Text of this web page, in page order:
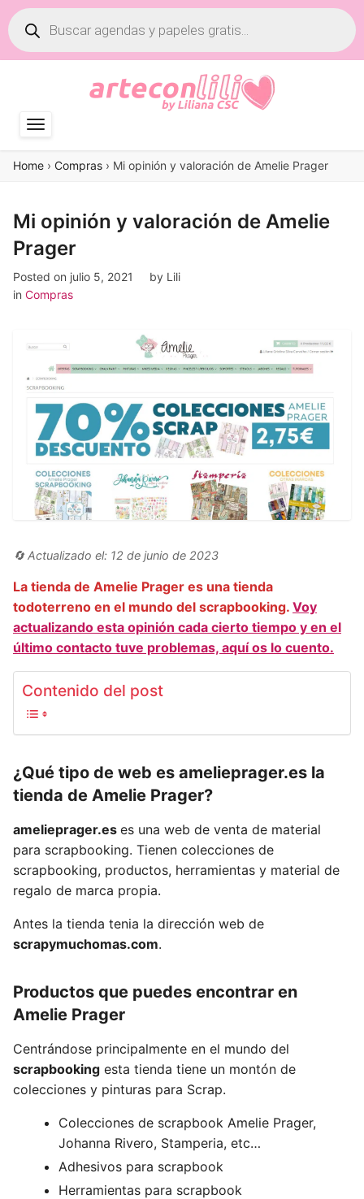
Búsqueda
de
productos
Home › Compras › Mi opinión y valoración de Amelie Prager
Mi opinión y valoración de Amelie
Prager
Posted on julio 5, 2021 by Lili
in Compras
🔄 Actualizado el: 12 de junio de 2023
La tienda de Amelie Prager es una tienda
todoterreno en el mundo del scrapbooking. Voy
actualizando esta opinión cada cierto tiempo y en el
último contacto tuve problemas, aquí os lo cuento.
Contenido del post
¿Qué tipo de web es amelieprager.es la
tienda de Amelie Prager?
amelieprager.es es una web de venta de material
para scrapbooking. Tienen colecciones de
scrapbooking, productos, herramientas y material de
regalo de marca propia.
Antes la tienda tenia la dirección web de
scrapymuchomas.com.
Productos que puedes encontrar en
Amelie Prager
Centrándose principalmente en el mundo del
scrapbooking esta tienda tiene un montón de
colecciones y pinturas para Scrap.
Colecciones de scrapbook Amelie Prager,
Johanna Rivero, Stamperia, etc…
Adhesivos para scrapbook
Herramientas para scrapbook